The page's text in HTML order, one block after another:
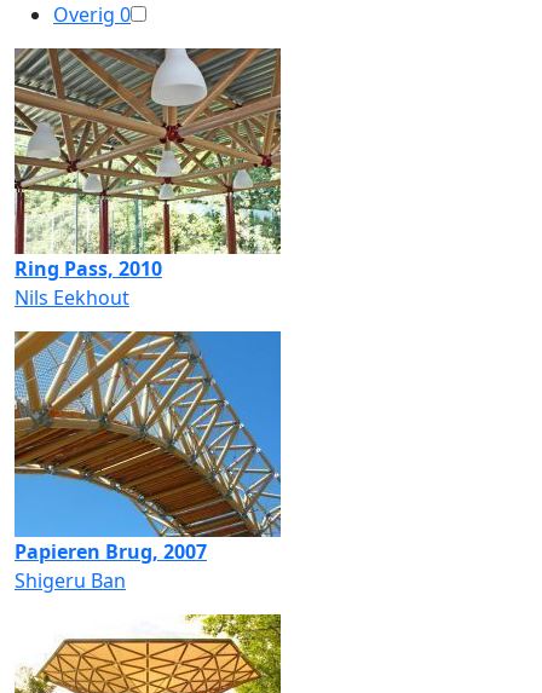
Overig 0
Ring Pass, 2010
Nils Eekhout
Papieren Brug, 2007
Shigeru Ban